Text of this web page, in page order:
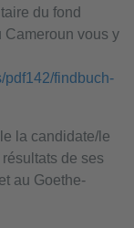
du fond
Cameroun vous y
pdf142/findbuch-
la candidate/le
de ses
au Goethe-